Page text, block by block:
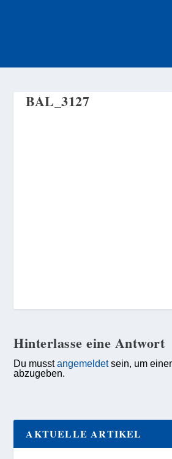
BAL_3127
Hinterlasse eine Antwort
Du musstangemeldetsein, um
abzugeben.
AKTUELLE ARTIKEL